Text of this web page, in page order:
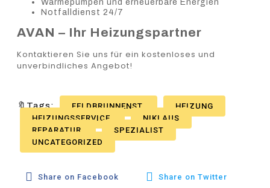
Wärmepumpen und erneuerbare Energien
Notfalldienst 24/7
AVAN – Ihr Heizungspartner
Kontaktieren Sie uns für ein kostenloses und
unverbindliches Angebot!
🔖Tags: FELDBRUNNENST
HEIZUNG
HEIZUNGSSERVICE
NIKLAUS
REPARATUR
SPEZIALIST
UNCATEGORIZED
Share on Facebook Share on Twitter